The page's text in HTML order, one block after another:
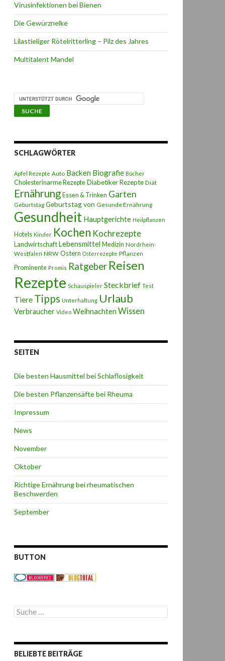
Virusinfektionen bei Bienen
Die Gewürznelke
Lilastieliger Rötelritterling – Pilz des Jahres
Multitalent Mandel
SCHLAGWÖRTER
Apfel Rezepte Auto Backen Biografie Bücher
Cholesterinarme Rezepte Diabetiker Rezepte Diät
Ernährung Essen & Trinken Garten
Geburtstag Geburtstag von Gesunde Ernährung
Gesundheit Hauptgerichte Heilpflanzen
Hotels Kinder Kochen Kochrezepte
LandwirtschaftLebensmittel Medizin Nordrhein-
Westfalen NRW Ostern Osterrezepte Pflanzen
Prominente Promis Ratgeber Reisen
Rezepte Schauspieler Steckbrief Test
Tiere Tipps Unterhaltung Urlaub
Verbraucher Video Weihnachten Wissen
SEITEN
Die besten Hausmittel bei Schlaflosigkeit
Die besten Pflanzensäfte bei Rheuma
Impressum
News
November
Oktober
Richtige Ernährung bei rheumatischen
Beschwerden
September
BUTTON
S
u
e
n
BELIEBTE BEITRÄGE